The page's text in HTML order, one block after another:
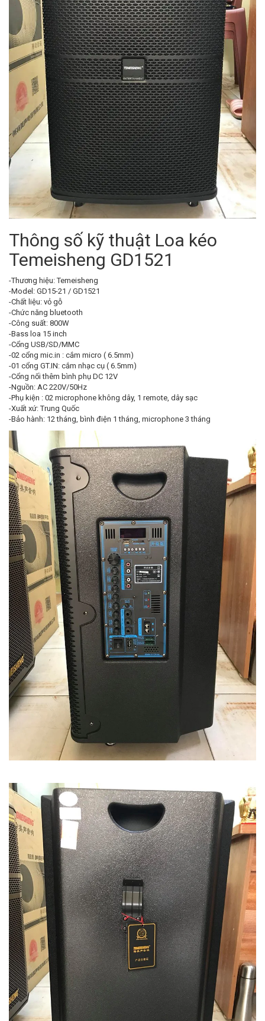
Thông số kỹ thuật Loa kéo
Temeisheng GD1521
-Thương hiệu: Temeisheng
-Model: GD15-21 / GD1521
-Chất liệu: vỏ gỗ
-Chức năng bluetooth
-Công suất: 800W
-Bass loa 15 inch
-Cổng USB/SD/MMC
-02 cổng mic.in : cắm micro ( 6.5mm)
-01 cổng GT.IN: cắm nhạc cụ ( 6.5mm)
-Cổng nối thêm bình phụ DC 12V
-Nguồn: AC 220V/50Hz
-Phụ kiện : 02 microphone không dây, 1 remote, dây sạc
-Xuất xứ: Trung Quốc
-Bảo hành: 12 tháng, bình điện 1 tháng, microphone 3 tháng